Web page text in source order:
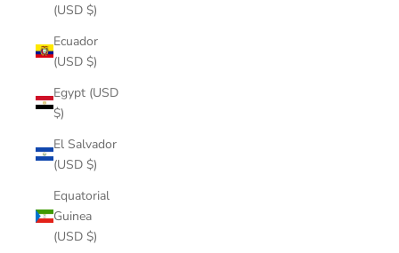
(USD $)
Ecuador
(USD $)
Egypt (USD
$)
El Salvador
(USD $)
Equatorial
Guinea
(USD $)